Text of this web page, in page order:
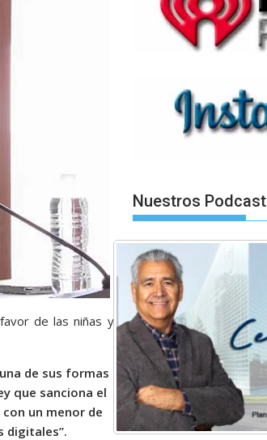
de las niñas y
de sus formas
que sanciona el
un menor de
digitales”.
Nuestros Podcast